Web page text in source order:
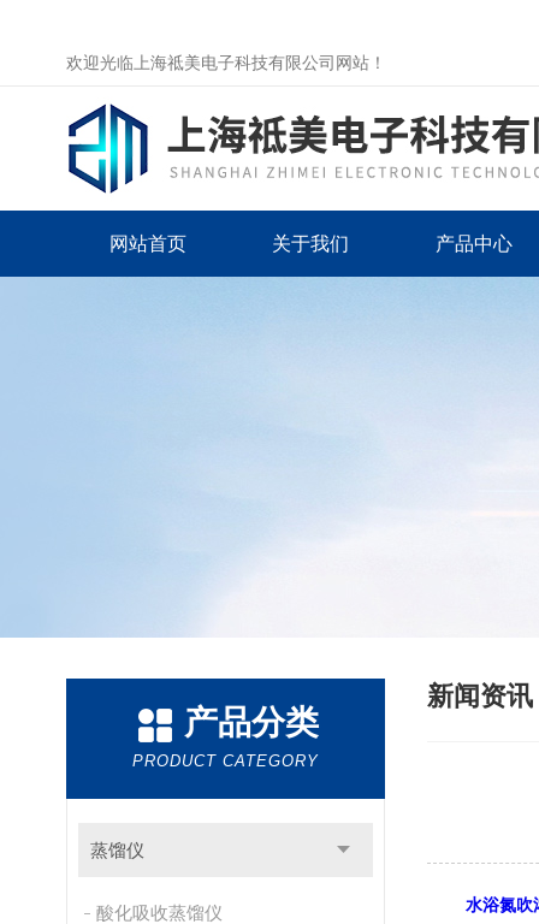
欢迎光临上海祗美电子科技有限公司网站！
网站首页 关于我们 产品中心
产品分类
PRODUCT CATEGORY
蒸馏仪
酸化吸收蒸馏仪
新闻资讯
水浴氮吹